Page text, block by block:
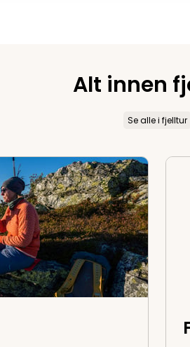
Alt innen
Se alle i fjelltur